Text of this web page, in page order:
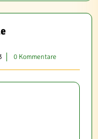
0 Kommentare